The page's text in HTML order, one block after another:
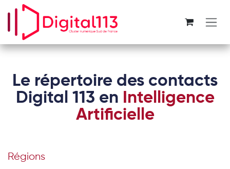
Se rendre au contenu
Le répertoire des contacts
Digital 113 en Intelligence
Artificielle
Régions